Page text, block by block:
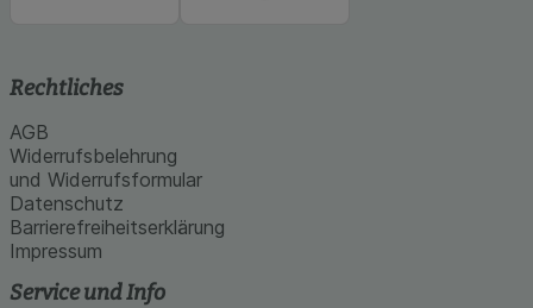
Rechtliches
AGB
Widerrufsbelehrung
und Widerrufsformular
Datenschutz
Barrierefreiheitserklärung
Impressum
Service und Info